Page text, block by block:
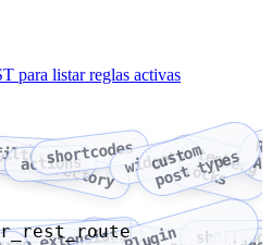
para listar reglas activas
Directory
actions
shortcodeswidgets
c
u
s
t
o
m
p
o
s
t
t
y
p
e
s
Gutenberg blocks